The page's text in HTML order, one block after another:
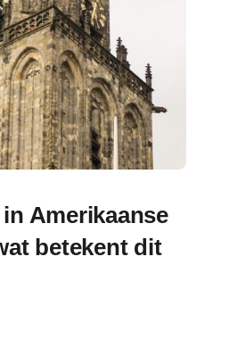
Amerikaanse
betekent dit